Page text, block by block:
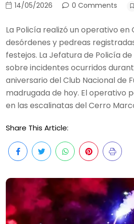
14/05/2026 0 Comments
La Policía realizó un operativo
desórdenes y pedreas
festejos. La Jefatura de Policía
sobre incidentes ocurridos
aniversario del Club Nacional de
madrugada de hoy. El operativo
en las escalinatas del Cerro
Share This Article: